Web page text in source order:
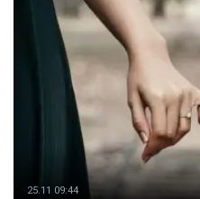
25.11 09:44